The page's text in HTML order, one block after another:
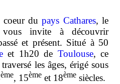
coeur dupays Cathares, le
vous invite à découvrir
et présent. Situé à 50
et 1h20 de Toulouse, ce
les âges, érigé sous
ème, 15ème et 18ème siècles.